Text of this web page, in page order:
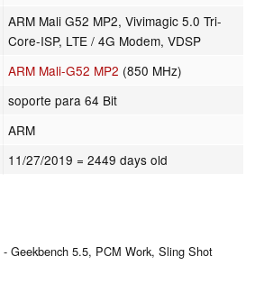
ARM Mali G52 MP2, Vivimagic 5.0 Tri-
Core-ISP, LTE / 4G Modem, VDSP
ARM Mali-G52 MP2 (850 MHz)
soporte para 64 Bit
ARM
11/27/2019 = 2449 days old
- Geekbench 5.5, PCM Work, Sling Shot